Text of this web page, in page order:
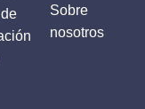
Sobre
nosotros